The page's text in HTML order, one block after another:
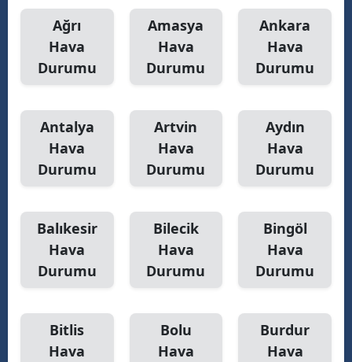
Yozgat
Zonguldak
Bayburt
Karaman
Kırıkkale
Batman
Şırnak
Bartın
Ardahan
Ağrı
Hava
Durumu
Amasya
Hava
Durumu
Ankara
Hava
Durumu
Antalya
Hava
Durumu
Artvin
Hava
Durumu
Aydın
Hava
Durumu
Balıkesir
Hava
Durumu
Bilecik
Hava
Durumu
Bingöl
Hava
Durumu
Bitlis
Hava
Bolu
Hava
Burdur
Hava